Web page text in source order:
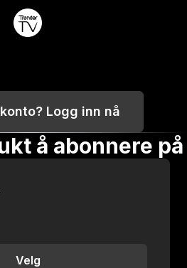
Logg inn nå
å abonnere på
Velg